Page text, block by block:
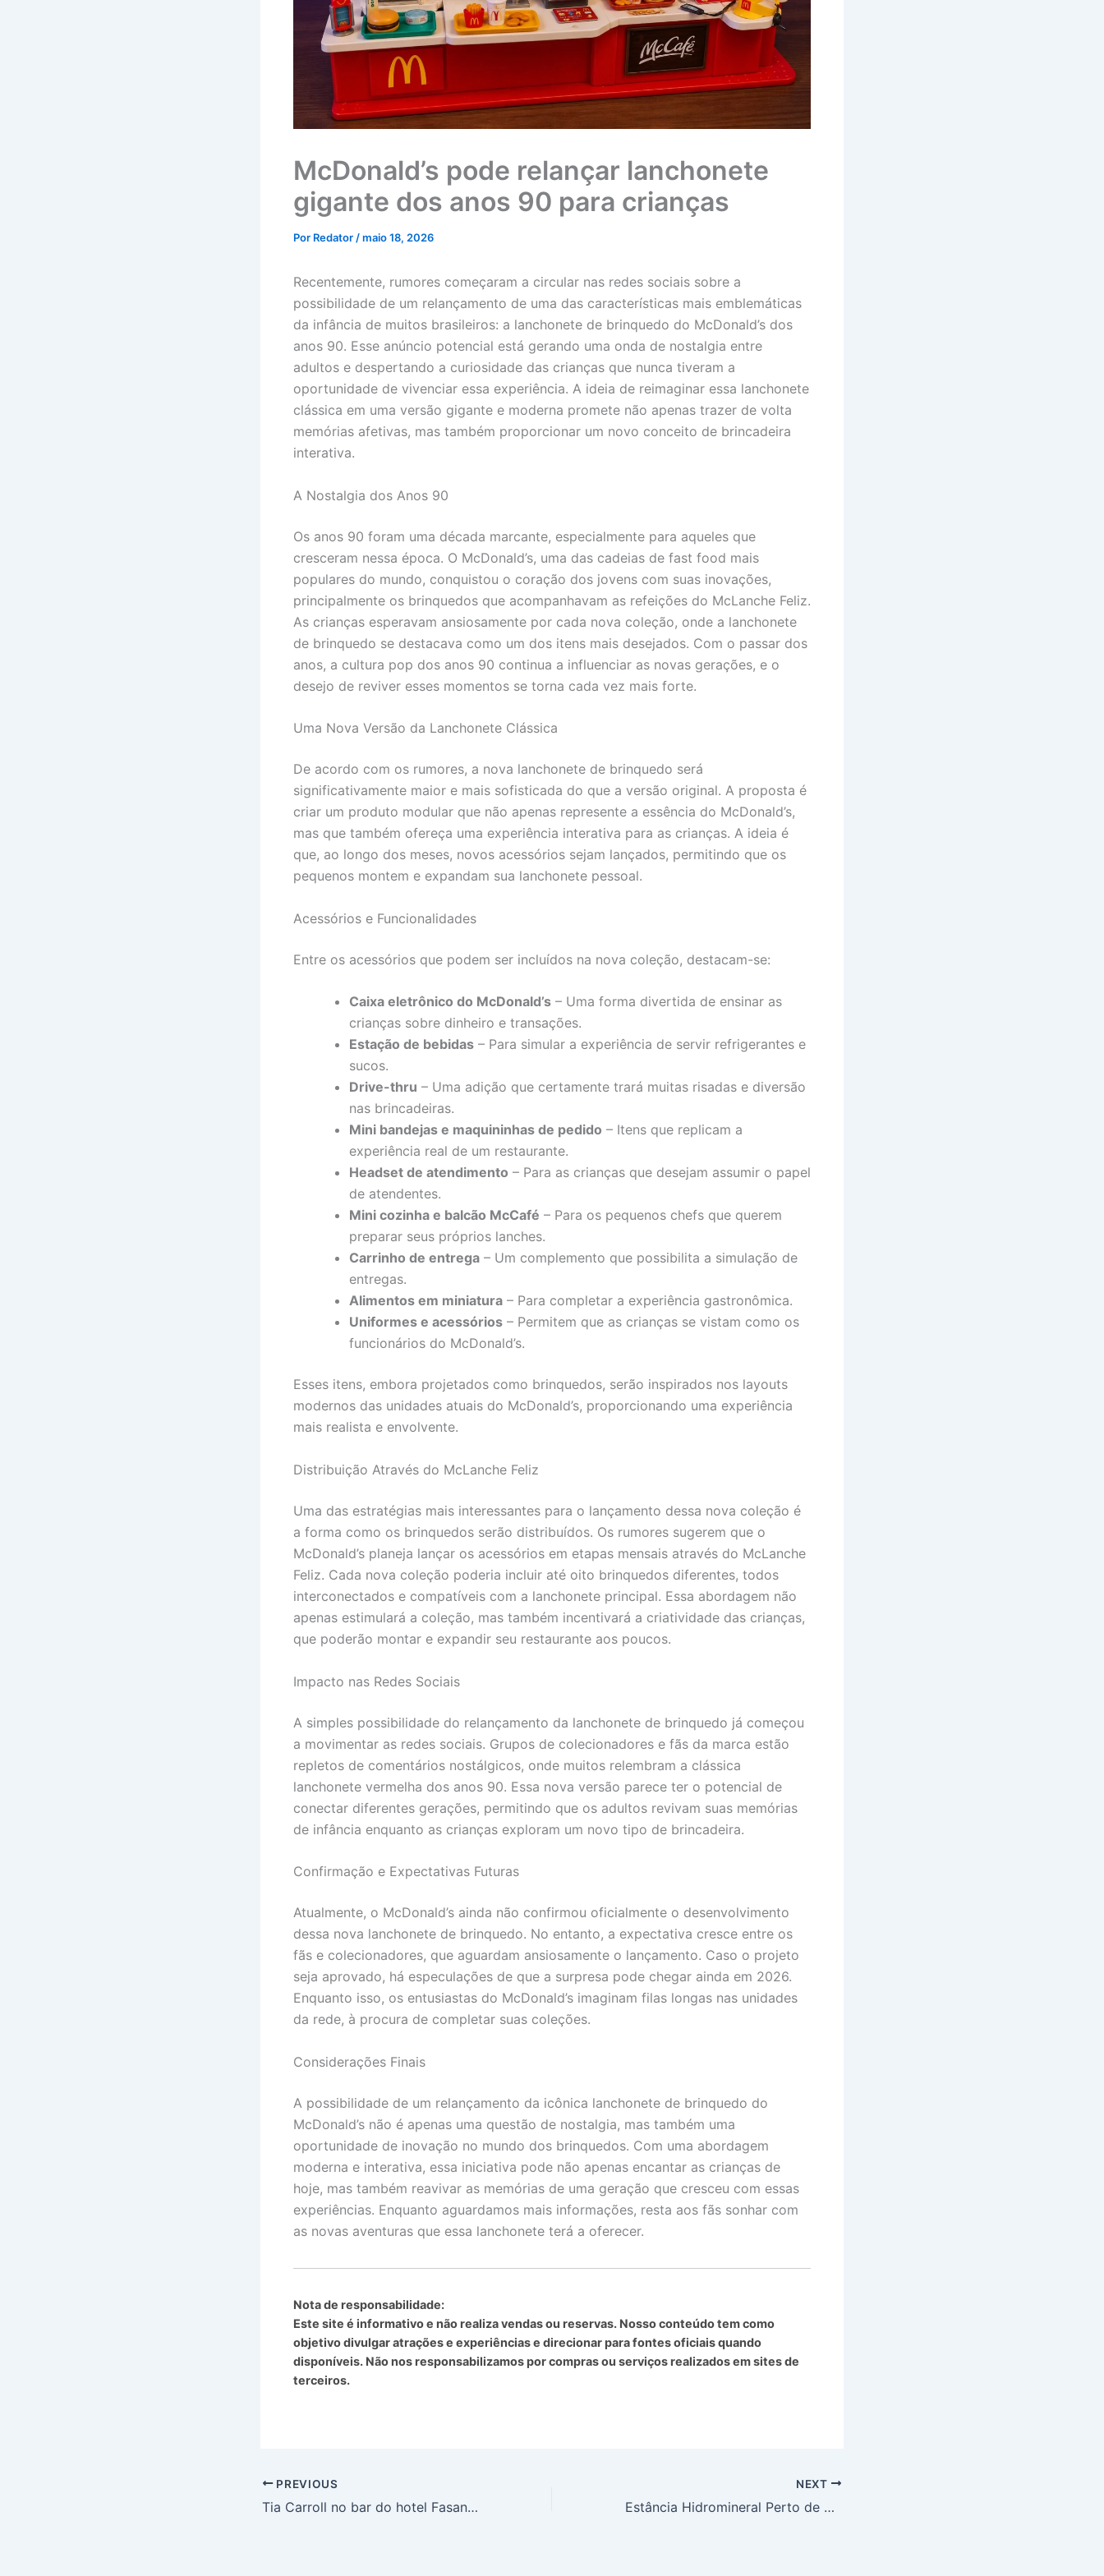
McDonald’s pode relançar lanchonete
gigante dos anos 90 para crianças
Por Redator /maio 18, 2026
Recentemente, rumores começaram a circular nas redes sociais sobre a
possibilidade de um relançamento de uma das características mais emblemáticas
da infância de muitos brasileiros: a lanchonete de brinquedo do McDonald’s dos
anos 90. Esse anúncio potencial está gerando uma onda de nostalgia entre
adultos e despertando a curiosidade das crianças que nunca tiveram a
oportunidade de vivenciar essa experiência. A ideia de reimaginar essa lanchonete
clássica em uma versão gigante e moderna promete não apenas trazer de volta
memórias afetivas, mas também proporcionar um novo conceito de brincadeira
interativa.
A Nostalgia dos Anos 90
Os anos 90 foram uma década marcante, especialmente para aqueles que
cresceram nessa época. O McDonald’s, uma das cadeias de fast food mais
populares do mundo, conquistou o coração dos jovens com suas inovações,
principalmente os brinquedos que acompanhavam as refeições do McLanche Feliz.
As crianças esperavam ansiosamente por cada nova coleção, onde a lanchonete
de brinquedo se destacava como um dos itens mais desejados. Com o passar dos
anos, a cultura pop dos anos 90 continua a influenciar as novas gerações, e o
desejo de reviver esses momentos se torna cada vez mais forte.
Uma Nova Versão da Lanchonete Clássica
De acordo com os rumores, a nova lanchonete de brinquedo será
significativamente maior e mais sofisticada do que a versão original. A proposta é
criar um produto modular que não apenas represente a essência do McDonald’s,
mas que também ofereça uma experiência interativa para as crianças. A ideia é
que, ao longo dos meses, novos acessórios sejam lançados, permitindo que os
pequenos montem e expandam sua lanchonete pessoal.
Acessórios e Funcionalidades
Entre os acessórios que podem ser incluídos na nova coleção, destacam-se:
Caixa eletrônico do McDonald’s – Uma forma divertida de ensinar as
crianças sobre dinheiro e transações.
Estação de bebidas – Para simular a experiência de servir refrigerantes e
sucos.
Drive-thru – Uma adição que certamente trará muitas risadas e diversão
nas brincadeiras.
Mini bandejas e maquininhas de pedido – Itens que replicam a
experiência real de um restaurante.
Headset de atendimento – Para as crianças que desejam assumir o papel
de atendentes.
Mini cozinha e balcão McCafé – Para os pequenos chefs que querem
preparar seus próprios lanches.
Carrinho de entrega – Um complemento que possibilita a simulação de
entregas.
Alimentos em miniatura – Para completar a experiência gastronômica.
Uniformes e acessórios – Permitem que as crianças se vistam como os
funcionários do McDonald’s.
Esses itens, embora projetados como brinquedos, serão inspirados nos layouts
modernos das unidades atuais do McDonald’s, proporcionando uma experiência
mais realista e envolvente.
Distribuição Através do McLanche Feliz
Uma das estratégias mais interessantes para o lançamento dessa nova coleção é
a forma como os brinquedos serão distribuídos. Os rumores sugerem que o
McDonald’s planeja lançar os acessórios em etapas mensais através do McLanche
Feliz. Cada nova coleção poderia incluir até oito brinquedos diferentes, todos
interconectados e compatíveis com a lanchonete principal. Essa abordagem não
apenas estimulará a coleção, mas também incentivará a criatividade das crianças,
que poderão montar e expandir seu restaurante aos poucos.
Impacto nas Redes Sociais
A simples possibilidade do relançamento da lanchonete de brinquedo já começou
a movimentar as redes sociais. Grupos de colecionadores e fãs da marca estão
repletos de comentários nostálgicos, onde muitos relembram a clássica
lanchonete vermelha dos anos 90. Essa nova versão parece ter o potencial de
conectar diferentes gerações, permitindo que os adultos revivam suas memórias
de infância enquanto as crianças exploram um novo tipo de brincadeira.
Confirmação e Expectativas Futuras
Atualmente, o McDonald’s ainda não confirmou oficialmente o desenvolvimento
dessa nova lanchonete de brinquedo. No entanto, a expectativa cresce entre os
fãs e colecionadores, que aguardam ansiosamente o lançamento. Caso o projeto
seja aprovado, há especulações de que a surpresa pode chegar ainda em 2026.
Enquanto isso, os entusiastas do McDonald’s imaginam filas longas nas unidades
da rede, à procura de completar suas coleções.
Considerações Finais
A possibilidade de um relançamento da icônica lanchonete de brinquedo do
McDonald’s não é apenas uma questão de nostalgia, mas também uma
oportunidade de inovação no mundo dos brinquedos. Com uma abordagem
moderna e interativa, essa iniciativa pode não apenas encantar as crianças de
hoje, mas também reavivar as memórias de uma geração que cresceu com essas
experiências. Enquanto aguardamos mais informações, resta aos fãs sonhar com
as novas aventuras que essa lanchonete terá a oferecer.
Nota de responsabilidade:
Este site é informativo e não realiza vendas ou reservas. Nosso conteúdo tem como
objetivo divulgar atrações e experiências e direcionar para fontes oficiais quando
disponíveis. Não nos responsabilizamos por compras ou serviços realizados em sites de
terceiros.
PREVIOUS
Tia Carroll no bar do hotel Fasano em SP
NEXT
Estância Hidromineral Perto de São Paulo